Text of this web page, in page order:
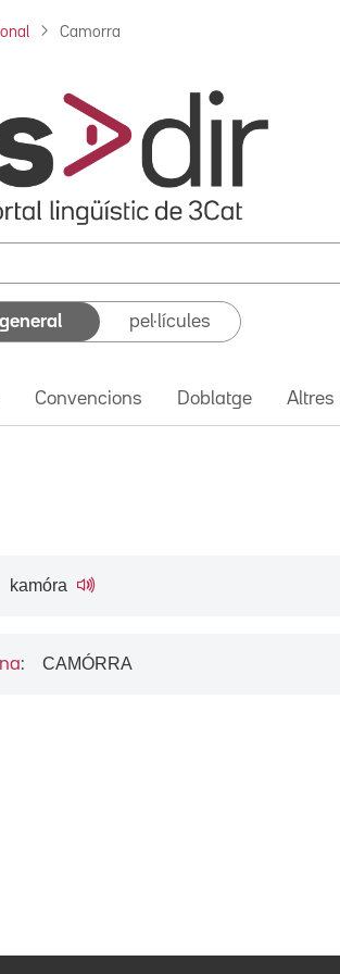
Camorra
general pel·lícules
Convencions Doblatge Altres
kamóra
: CAMÓRRA